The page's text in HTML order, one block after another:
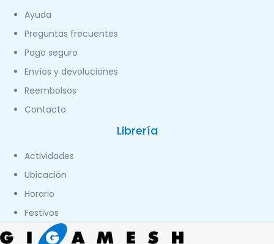
Ayuda
Preguntas frecuentes
Pago seguro
Envíos y devoluciones
Reembolsos
Contacto
Librería
Actividades
Ubicación
Horario
Festivos